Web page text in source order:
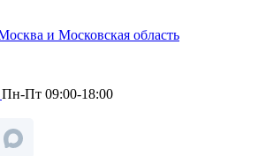
и Московская область
Пн-Пт 09:00-18:00